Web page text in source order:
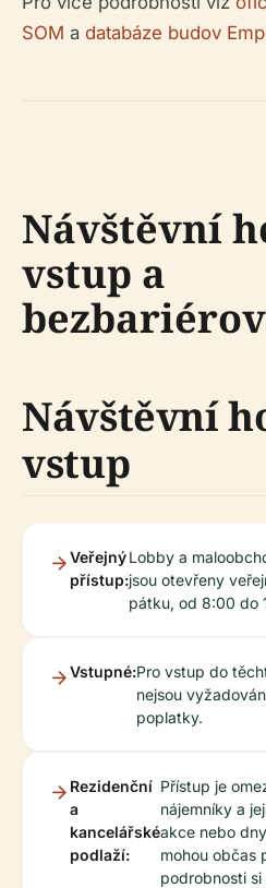
SOM a databáze budov
Návštěvní
vstup a
Návštěvní
vstup
Veřejný
přístup:
Lobby a
jsou otevřeny
pátku, od 8:00 do
Vstupné:Pro vstup do
nejsou
poplatky.
Rezidenční
a
kancelářské
podlaží:
Přístup je
nájemníky a
akce nebo
mohou občas
podrobnosti